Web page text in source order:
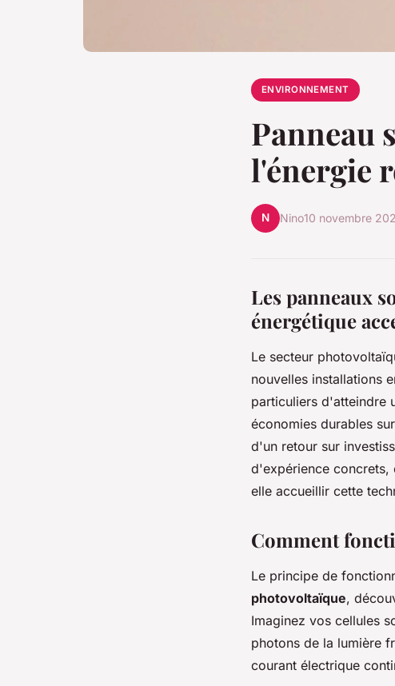
ENVIRONNEMENT
Panneau
l'énergie
N Nino10 novembre
Les panneaux
énergétique
Le secteur
nouvelles installations
particuliers d'atteindre
économies durables
d'un retour sur
d'expérience concrets,
elle accueillir cette
Comment
Le principe de
photovoltaïque,
Imaginez vos cellules
photons de la lumière
courant électrique